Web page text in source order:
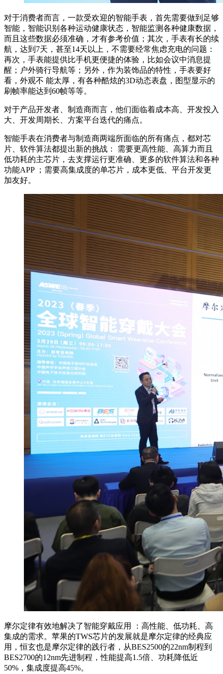
对于消费者而言，一款受欢迎的智能手表，首先需要做到足够
智能，智能识别各种运动健康状态，智能监测各种健康数据，
而且这些数据必须准确，才有参考价值；其次，手表有长的续
航，达到7天，甚至14天以上，不需要经常焦虑充电的问题：
再次，手表能提供比手机更便捷的体验，比如会议中消息提
醒；户外骑行导航等；另外，作为装饰品的特性，手表要好
看，外观不 能太厚，有各种酷炫的3D动态表盘，图型显示的
刷帧率能达到60帧等等。
对于产品开发者、制造商而言，他们面临着成本高、开发投入
大、开发周期长、方案平台迭代的痛点。
智能手表在消费者与制造商两端所面临的所有痛点，都对芯
片、软件算法都提出新的挑战： 需要更高性能、高算力而且
低功耗的主芯片，去支撑运行更准确、更多的软件算法和各种
功能APP ；需要高集成度的单芯片，成本更低、平台开发更
加友好。
摩尔定律有效地解决了智能穿戴应用 ：高性能、低功耗、高
集成的需求。苹果的TWS芯片的发展就是摩尔定律的经典应
用，恒玄也是摩尔定律的践行者，从BES2500的22nm制程到
BES2700的12nm先进制程，性能提高1.5倍、功耗降低近
50%，集成度提高45%。